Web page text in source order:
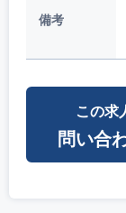
備考
この求
問い合